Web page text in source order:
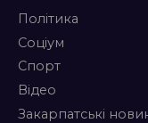
Політика
Соціум
Спорт
Відео
Закарпатські